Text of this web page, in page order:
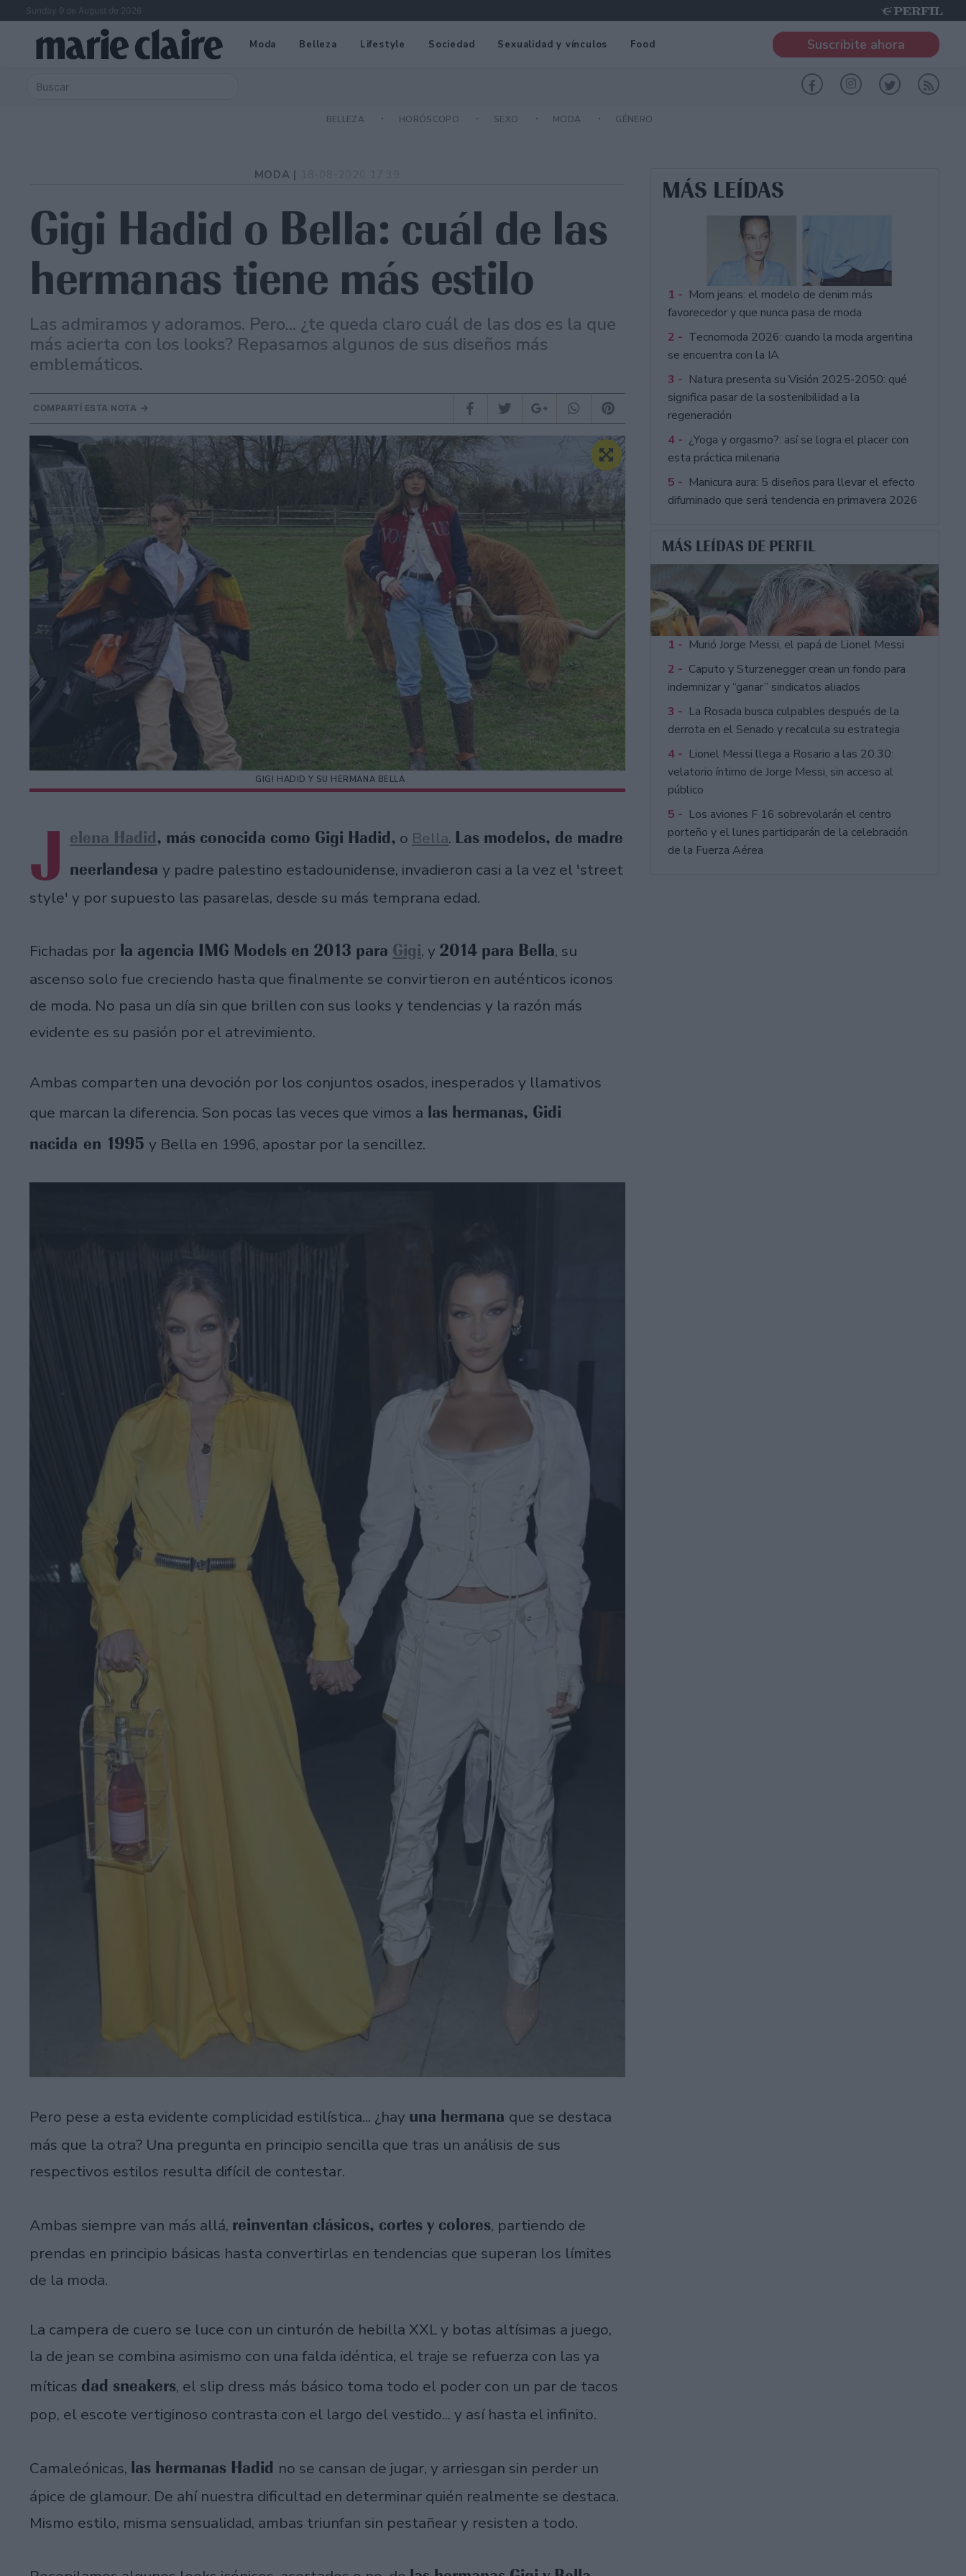
Sunday 9 de August de 2026
Moda Belleza Lifestyle Sociedad Sexualidad y vínculos Food Suscribite ahora
BELLEZA HORÓSCOPO SEXO MODA GÉNERO
MODA |
Gigi Hadid o Bella: cuál de las
hermanas tiene más estilo
Las admiramos y adoramos. Pero... ¿te queda claro cuál de las dos es la que
más acierta con los looks? Repasamos algunos de sus diseños más
emblemáticos.
COMPARTÍ ESTA NOTA
GIGI HADID Y SU HERMANA BELLA
J elena Hadid, más conocida como Gigi Hadid, o Bella. Las modelos, de madre
neerlandesa y padre palestino estadounidense, invadieron casi a la vez el 'street
style' y por supuesto las pasarelas, desde su más temprana edad.
Fichadas por la agencia IMG Models en 2013 para Gigi, y 2014 para Bella, su
ascenso solo fue creciendo hasta que finalmente se convirtieron en auténticos iconos
de moda. No pasa un día sin que brillen con sus looks y tendencias y la razón más
evidente es su pasión por el atrevimiento.
Ambas comparten una devoción por los conjuntos osados, inesperados y llamativos
que marcan la diferencia. Son pocas las veces que vimos a las hermanas, Gidi
nacida en 1995 y Bella en 1996, apostar por la sencillez.
Pero pese a esta evidente complicidad estilística... ¿hay una hermana que se destaca
más que la otra? Una pregunta en principio sencilla que tras un análisis de sus
respectivos estilos resulta difícil de contestar.
Ambas siempre van más allá, reinventan clásicos, cortes y colores, partiendo de
prendas en principio básicas hasta convertirlas en tendencias que superan los límites
de la moda.
La campera de cuero se luce con un cinturón de hebilla XXL y botas altísimas a juego,
la de jean se combina asimismo con una falda idéntica, el traje se refuerza con las ya
míticas dad sneakers, el slip dress más básico toma todo el poder con un par de tacos
pop, el escote vertiginoso contrasta con el largo del vestido... y así hasta el infinito.
Camaleónicas, las hermanas Hadid no se cansan de jugar, y arriesgan sin perder un
ápice de glamour. De ahí nuestra dificultad en determinar quién realmente se destaca.
Mismo estilo, misma sensualidad, ambas triunfan sin pestañear y resisten a todo.
MÁS LEÍDAS
1 - Mom jeans: el modelo de denim más
favorecedor y que nunca pasa de moda
2 - Tecnomoda 2026: cuando la moda argentina
se encuentra con la IA
3 - Natura presenta su Visión 2025-2050: qué
significa pasar de la sostenibilidad a la
regeneración
4 - ¿Yoga y orgasmo?: así se logra el placer con
esta práctica milenaria
5 - Manicura aura: 5 diseños para llevar el efecto
difuminado que será tendencia en primavera 2026
MÁS LEÍDAS DE PERFIL
1 - Murió Jorge Messi, el papá de Lionel Messi
2 - Caputo y Sturzenegger crean un fondo para
indemnizar y “ganar” sindicatos aliados
3 - La Rosada busca culpables después de la
derrota en el Senado y recalcula su estrategia
4 - Lionel Messi llega a Rosario a las 20.30:
velatorio íntimo de Jorge Messi, sin acceso al
público
5 - Los aviones F 16 sobrevolarán el centro
porteño y el lunes participarán de la celebración
de la Fuerza Aérea